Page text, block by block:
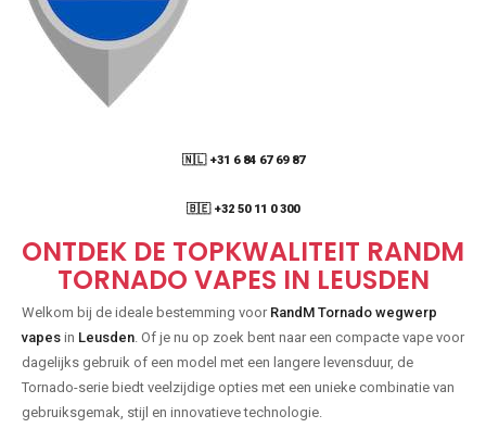
🇳🇱 +31 6 84 67 69 87
🇧🇪 +32 50 11 0 300
ONTDEK DE TOPKWALITEIT RANDM
TORNADO VAPES IN LEUSDEN
Welkom bij de ideale bestemming voor RandM Tornado wegwerp
vapes in Leusden . Of je nu op zoek bent naar een compacte vape voor
dagelijks gebruik of een model met een langere levensduur, de
Tornado-serie biedt veelzijdige opties met een unieke combinatie van
gebruiksgemak, stijl en innovatieve technologie.